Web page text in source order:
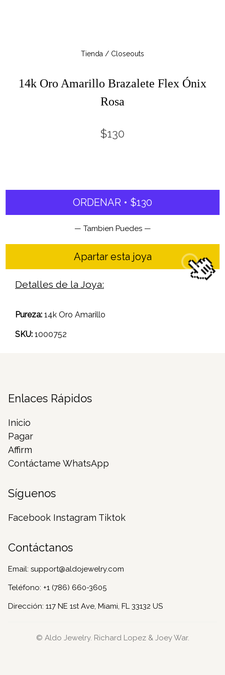
Tienda / Closeouts
14k Oro Amarillo Brazalete Flex Ónix
Rosa
$130
ORDENAR • $130
— Tambien Puedes —
Apartar esta joya
Detalles de la Joya:
Pureza: 14k Oro Amarillo
SKU: 1000752
Enlaces Rápidos
Inicio
Pagar
Affirm
Contáctame WhatsApp
Síguenos
Facebook Instagram Tiktok
Contáctanos
Email: support@aldojewelry.com
Teléfono: +1 (786) 660-3605
Dirección: 117 NE 1st Ave, Miami, FL 33132 US
© Aldo Jewelry. Richard Lopez & Joey War.